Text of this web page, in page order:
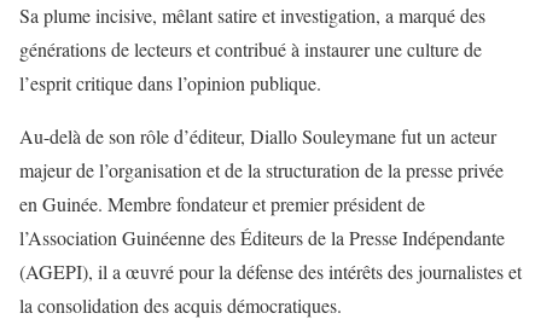
Sa plume incisive, mêlant satire et investigation, a marqué des
générations de lecteurs et contribué à instaurer une culture de
l’esprit critique dans l’opinion publique.
Au-delà de son rôle d’éditeur, Diallo Souleymane fut un acteur
majeur de l’organisation et de la structuration de la presse privée
en Guinée. Membre fondateur et premier président de
l’Association Guinéenne des Éditeurs de la Presse Indépendante
(AGEPI), il a œuvré pour la défense des intérêts des journalistes et
la consolidation des acquis démocratiques.